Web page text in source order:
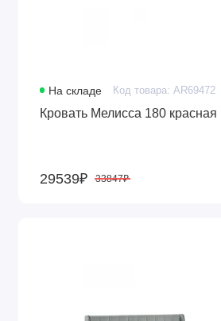
На складе Код товара: AR69472
Кровать Мелисса 180 красная
29539₽ 33847₽